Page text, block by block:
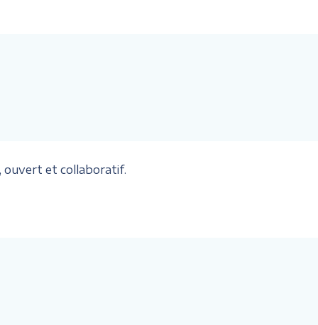
ouvert et collaboratif.